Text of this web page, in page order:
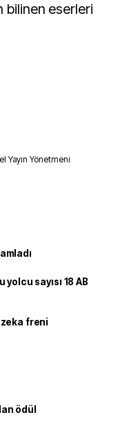
bilinen eserleri
Yayın Yönetmeni
sayısı 18 AB
freni
ödül